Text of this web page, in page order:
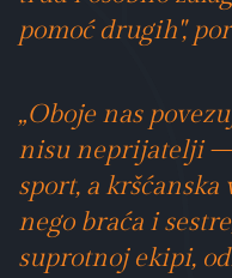
pomoć drugih",
„Oboje nas
nisu neprijatelji –
sport, a
nego braća i
suprotnoj ekipi,